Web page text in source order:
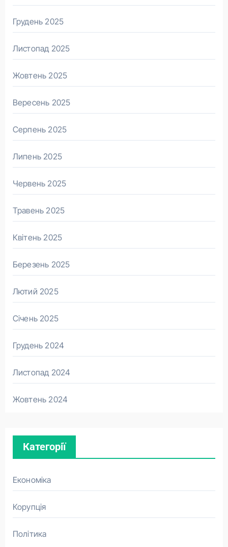
Грудень 2025
Листопад 2025
Жовтень 2025
Вересень 2025
Серпень 2025
Липень 2025
Червень 2025
Травень 2025
Квітень 2025
Березень 2025
Лютий 2025
Січень 2025
Грудень 2024
Листопад 2024
Жовтень 2024
Категорії
Економіка
Корупція
Політика